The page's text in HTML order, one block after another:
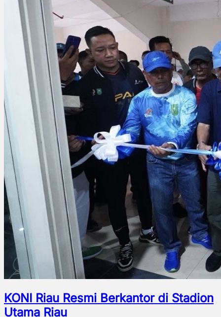
KONI Riau Resmi Berkantor di Stadion
Utama Riau